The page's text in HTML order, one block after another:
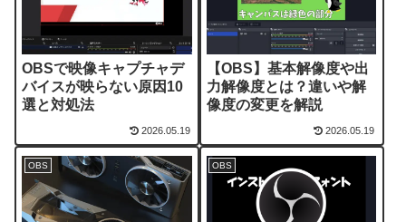
OBSで映像キャプチャデ
バイスが映らない原因10
選と対処法
2026.05.19
【OBS】基本解像度や出
力解像度とは？違いや解
像度の変更を解説
2026.05.19
OBS OBS